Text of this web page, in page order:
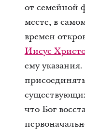
от семейной
месте, в
времен
Иисус
ему
что Бог